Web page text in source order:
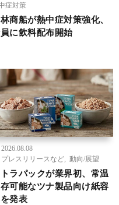
症対策
商船が熱中症対策強化、
に飲料配布開始
2026.08.08
プレスリリースなど
動向/展望
ラパックが業界初、常温
可能なツナ製品向け紙容
発表